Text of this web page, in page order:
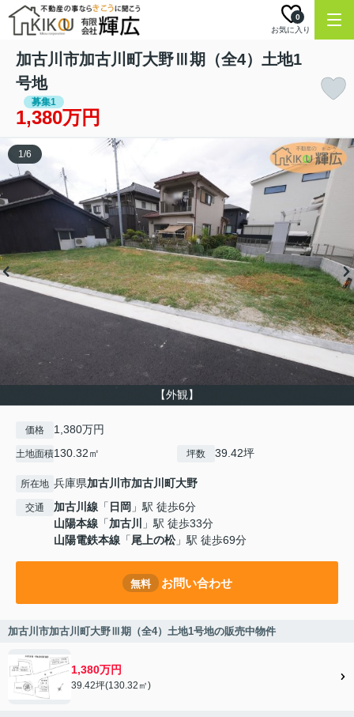
お気に入り
0
加古川市加古川町大野Ⅲ期（全4）土地1
号地
募集1
1,380万円
【外観】
1/6
価格 1,380万円
土地面積130.32㎡ 坪数 39.42坪
所在地 兵庫県加古川市加古川町大野
交通 加古川線 「 日岡 」駅 徒歩6分
山陽本線 「加古川
」駅 徒歩33分
山陽電鉄本線 「尾上の松」駅 徒歩69分
無料 お問い合わせ
加古川市加古川町大野Ⅲ期（全4）土地1号地の販売中物件
1,380万円
39.42坪(130.32㎡)